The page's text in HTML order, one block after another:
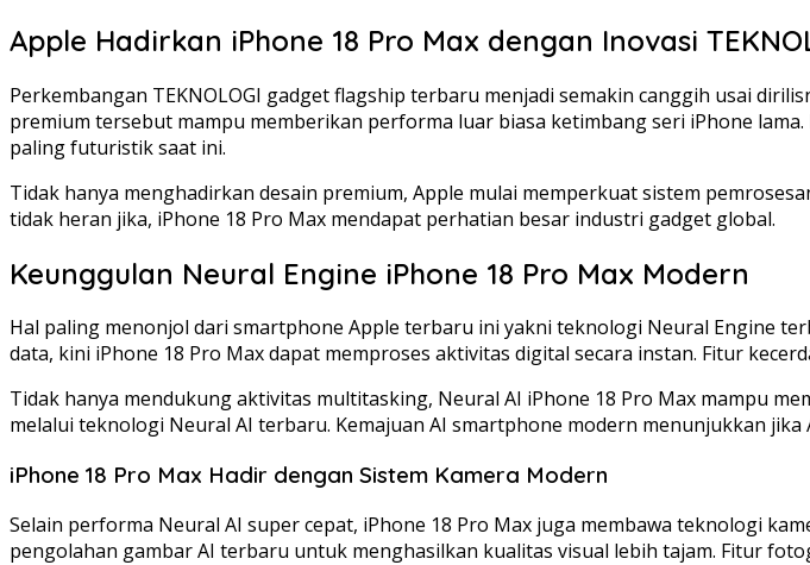
Apple Hadirkan iPhone 18 Pro Max dengan Inovasi
Perkembangan TEKNOLOGI gadget flagship terbaru menjadi semakin canggih usai
premium tersebut mampu memberikan performa luar biasa ketimbang seri iPhone
paling futuristik saat ini.
Tidak hanya menghadirkan desain premium, Apple mulai memperkuat sistem
tidak heran jika, iPhone 18 Pro Max mendapat perhatian besar industri gadget global.
Keunggulan Neural Engine iPhone 18 Pro Max Modern
Hal paling menonjol dari smartphone Apple terbaru ini yakni teknologi Neural Engine
data, kini iPhone 18 Pro Max dapat memproses aktivitas digital secara instan. Fitur
Tidak hanya mendukung aktivitas multitasking, Neural AI iPhone 18 Pro Max mampu
melalui teknologi Neural AI terbaru. Kemajuan AI smartphone modern menunjukkan
iPhone 18 Pro Max Hadir dengan Sistem Kamera Modern
Selain performa Neural AI super cepat, iPhone 18 Pro Max juga membawa teknologi
pengolahan gambar AI terbaru untuk menghasilkan kualitas visual lebih tajam. Fitur